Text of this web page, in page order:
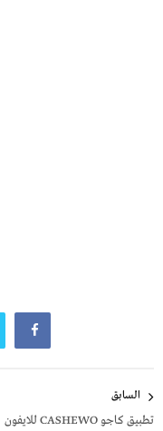
المقالات
السابق
تطبيق كاجو CASHEWO للايفون